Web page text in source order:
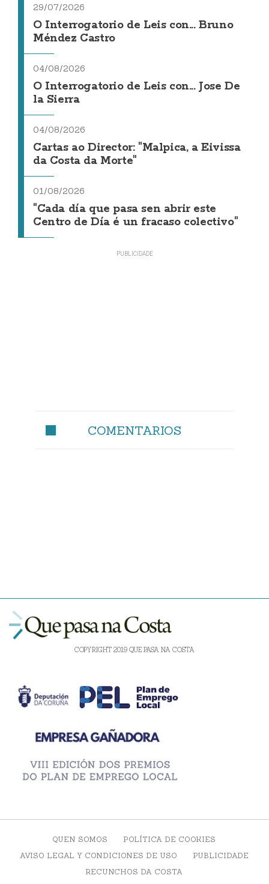
29/07/2026
O Interrogatorio de Leis con... Bruno
Méndez Castro
04/08/2026
O Interrogatorio de Leis con... Jose De
la Sierra
04/08/2026
Cartas ao Director: "Malpica, a Eivissa
da Costa da Morte"
01/08/2026
"Cada día que pasa sen abrir este
Centro de Día é un fracaso colectivo"
COMENTARIOS
COPYRIGHT 2019 QUE PASA NA COSTA
QUEN SOMOS
POLÍTICA DE COOKIES
AVISO LEGAL Y CONDICIONES DE USO
PUBLICIDADE
RECUNCHOS DA COSTA